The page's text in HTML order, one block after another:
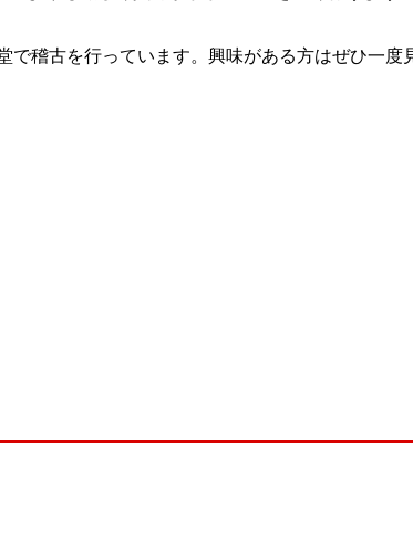
稽古を行っています。興味がある方はぜひ一度